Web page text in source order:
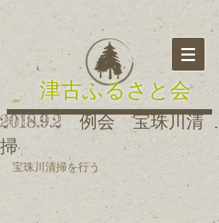
津古ふるさと会
2018.9.2 例会 宝珠川清
掃
宝珠川清掃を行う